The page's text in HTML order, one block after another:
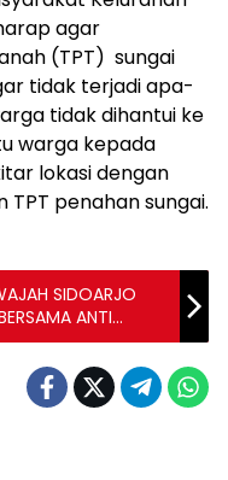
agar
(TPT) sungai
tidak terjadi apa-
tidak dihantui ke
warga kepada
lokasi dengan
penahan sungai.
SIDOARJO
ANTI